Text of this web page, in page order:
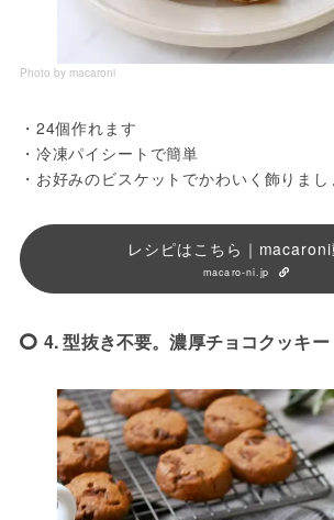
Photo by macaroni
・24個作れます
・冷凍パイシートで簡単
・お好みのビスケットでかわいく飾りまし
レシピはこちら｜
macaro-ni.jp
4. 型抜き不要。濃厚チョコクッキー